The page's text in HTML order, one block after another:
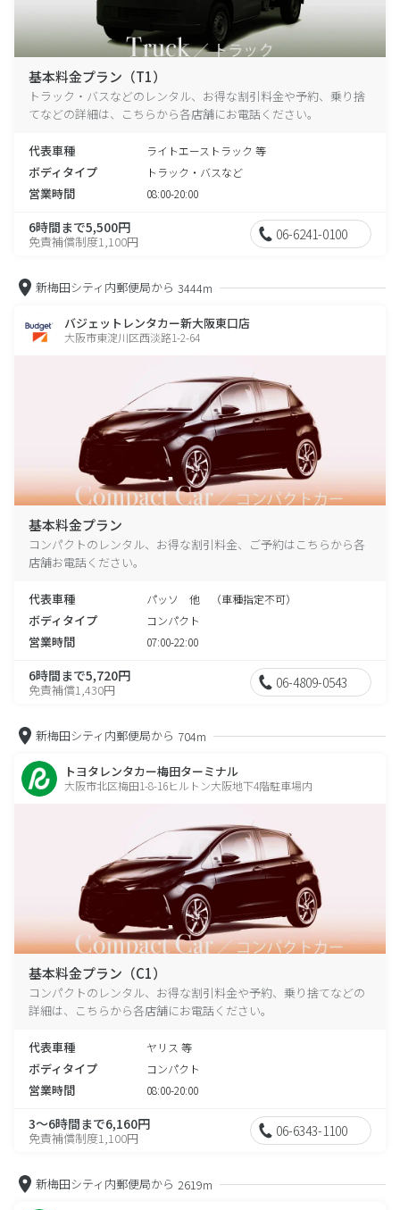
基本料金プラン（T1）
トラック・バスなどのレンタル、お得な割引料金や予約、乗り捨
てなどの詳細は、こちらから各店舗にお電話ください。
代表車種 ライトエーストラック 等
ボディタイプ トラック・バスなど
営業時間 08:00-20:00
6時間まで5,500円
免責補償制度1,100円 06-6241-0100
新梅田シティ内郵便局から 3444m
バジェットレンタカー新大阪東口店
大阪市東淀川区西淡路1-2-64
基本料金プラン
コンパクトのレンタル、お得な割引料金、ご予約はこちらから各
店舗お電話ください。
代表車種 パッソ 他 （車種指定不可）
ボディタイプ コンパクト
営業時間 07:00-22:00
6時間まで5,720円
免責補償1,430円 06-4809-0543
新梅田シティ内郵便局から 704m
トヨタレンタカー梅田ターミナル
大阪市北区梅田1-8-16ヒルトン大阪地下4階駐車場内
基本料金プラン（C1）
コンパクトのレンタル、お得な割引料金や予約、乗り捨てなどの
詳細は、こちらから各店舗にお電話ください。
代表車種 ヤリス 等
ボディタイプ コンパクト
営業時間 08:00-20:00
3～6時間まで6,160円
免責補償制度1,100円 06-6343-1100
新梅田シティ内郵便局から 2619m